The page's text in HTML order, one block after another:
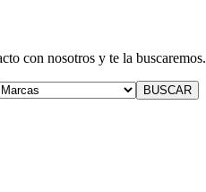
con nosotros y te la buscaremos.